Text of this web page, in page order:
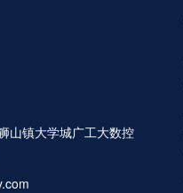
山镇大学城广工大数控